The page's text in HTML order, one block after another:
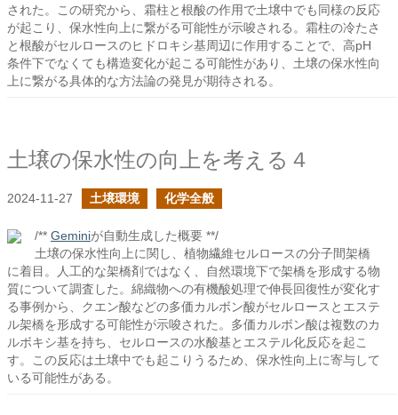
された。この研究から、霜柱と根酸の作用で土壌中でも同様の反応
が起こり、保水性向上に繋がる可能性が示唆される。霜柱の冷たさ
と根酸がセルロースのヒドロキシ基周辺に作用することで、高pH
条件下でなくても構造変化が起こる可能性があり、土壌の保水性向
上に繋がる具体的な方法論の発見が期待される。
土壌の保水性の向上を考える４
2024-11-27 土壌環境 化学全般
/** Geminiが自動生成した概要 **/
土壌の保水性向上に関し、植物繊維セルロースの分子間架橋
に着目。人工的な架橋剤ではなく、自然環境下で架橋を形成する物
質について調査した。綿織物への有機酸処理で伸長回復性が変化す
る事例から、クエン酸などの多価カルボン酸がセルロースとエステ
ル架橋を形成する可能性が示唆された。多価カルボン酸は複数のカ
ルボキシ基を持ち、セルロースの水酸基とエステル化反応を起こ
す。この反応は土壌中でも起こりうるため、保水性向上に寄与して
いる可能性がある。